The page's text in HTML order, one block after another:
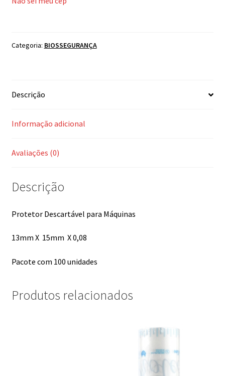
Categoria: BIOSSEGURANÇA
Descrição
Informação adicional
Avaliações (0)
Descrição
Protetor Descartável para Máquinas
13mm X 15mm X 0,08
Pacote com 100 unidades
Produtos relacionados